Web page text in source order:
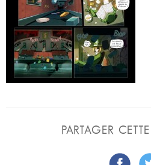
PARTAGER